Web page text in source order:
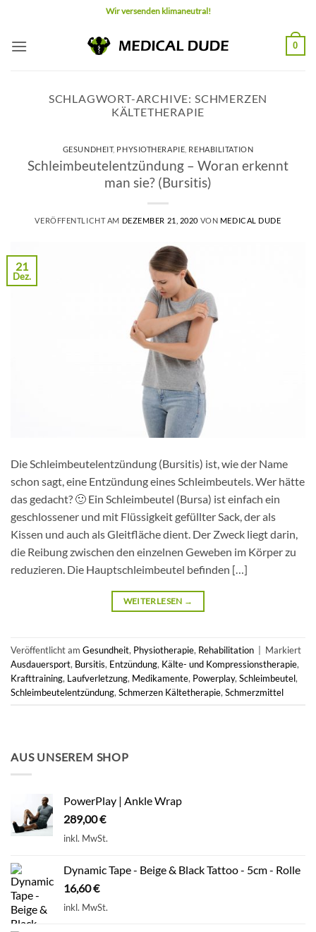
springen
Wir versenden klimaneutral!
0
SCHLAGWORT-ARCHIVE: SCHMERZEN
KÄLTETHERAPIE
GESUNDHEIT, PHYSIOTHERAPIE REHABILITATION
Schleimbeutelentzündung – Woran erkennt
man sie? (Bursitis)
VERÖFFENTLICHT AM DEZEMBER 21, 2020 VON MEDICAL DUDE
21
Dez.
Die Schleimbeutelentzündung (Bursitis) ist, wie der Name
schon sagt, eine Entzündung eines Schleimbeutels. Wer hätte
das gedacht? 🙂 Ein Schleimbeutel (Bursa) ist einfach ein
geschlossener und mit Flüssigkeit gefüllter Sack, der als
Kissen und auch als Gleitfläche dient. Der Zweck liegt darin,
die Reibung zwischen den einzelnen Geweben im Körper zu
reduzieren. Die Hauptschleimbeutel befinden […]
WEITERLESEN →
Veröffentlicht am Gesundheit, Physiotherapie, Rehabilitation
Markiert
Ausdauersport, Bursitis, Entzündung, Kälte- und Kompressionstherapie,
Krafttraining, Laufverletzung, Medikamente, Powerplay, Schleimbeutel,
Schleimbeutelentzündung, Schmerzen Kältetherapie, Schmerzmittel
AUS UNSEREM SHOP
PowerPlay | Ankle Wrap
289,00€
inkl. MwSt.
Dynamic Tape - Beige & Black Tattoo - 5cm - Rolle
16,60€
inkl. MwSt.